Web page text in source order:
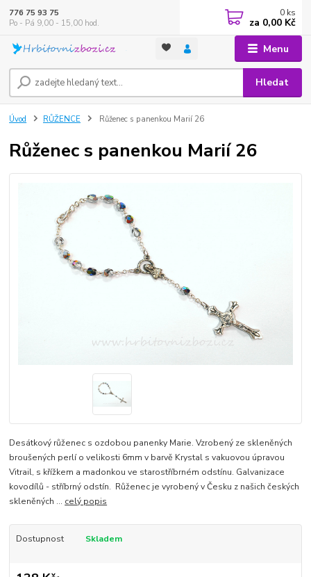
Menu
Hledat
776 75 93 75
Po - Pá 9,00 - 15,00 hod.
0 ks
za 0,00 Kč
Úvod RŮŽENCE Růženec s panenkou Marií 26
Růženec s panenkou Marií 26
Desátkový růženec s ozdobou panenky Marie. Vzrobený ze skleněných
broušených perlí o velikosti 6mm v barvě Krystal s vakuovou úpravou
Vitrail, s křížkem a madonkou ve starostříbrném odstínu. Galvanizace
kovodílů - stříbrný odstín. Růženec je vyrobený v Česku z našich českých
skleněných ... celý popis
Dostupnost Skladem